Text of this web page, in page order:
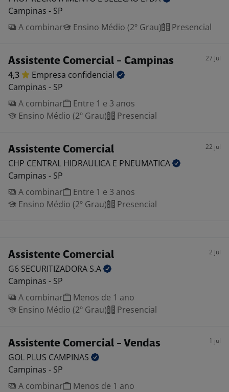
Campinas - SP
A combinar
Ensino Médio (2º Grau) Presencial
Assistente Comercial - Campinas 27 jul
4,3 Empresa confidencial
Campinas - SP
A combinar
Entre 1 e 3 anos
Ensino Médio (2º Grau)
Presencial
Assistente Comercial 22 jul
CHP CENTRAL HIDRAULICA E PNEUMATICA
Campinas - SP
A combinar
Entre 1 e 3 anos
Ensino Médio (2º Grau)
Presencial
Assistente Comercial 2 jul
G6 SECURITIZADORA S.A
Campinas - SP
A combinar
Menos de 1 ano
Ensino Médio (2º Grau)
Presencial
Assistente Comercial - Vendas 1 jul
GOL PLUS CAMPINAS
Campinas - SP
A combinar
Menos de 1 ano